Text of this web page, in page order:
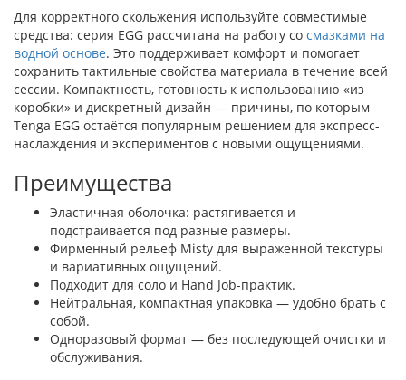
Для корректного скольжения используйте совместимые
средства: серия EGG рассчитана на работу со смазками на
водной основе. Это поддерживает комфорт и помогает
сохранить тактильные свойства материала в течение всей
сессии. Компактность, готовность к использованию «из
коробки» и дискретный дизайн — причины, по которым
Tenga EGG остаётся популярным решением для экспресс-
наслаждения и экспериментов с новыми ощущениями.
Преимущества
Эластичная оболочка: растягивается и
подстраивается под разные размеры.
Фирменный рельеф Misty для выраженной текстуры
и вариативных ощущений.
Подходит для соло и Hand Job-практик.
Нейтральная, компактная упаковка — удобно брать с
собой.
Одноразовый формат — без последующей очистки и
обслуживания.